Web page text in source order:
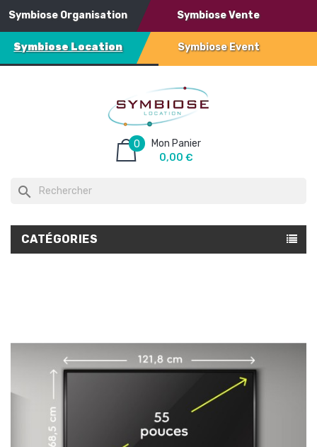
Symbiose Organisation Symbiose Vente
Symbiose Location Symbiose Event
Mon Panier
0
0,00 €
search
CATÉGORIES